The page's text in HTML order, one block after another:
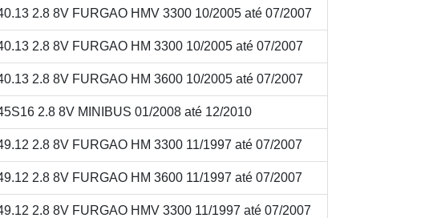
2.8 8V FURGAO HMV 3300 10/2005 até 07/2007
2.8 8V FURGAO HM 3300 10/2005 até 07/2007
2.8 8V FURGAO HM 3600 10/2005 até 07/2007
2.8 8V MINIBUS 01/2008 até 12/2010
2.8 8V FURGAO HM 3300 11/1997 até 07/2007
2.8 8V FURGAO HM 3600 11/1997 até 07/2007
2.8 8V FURGAO HMV 3300 11/1997 até 07/2007